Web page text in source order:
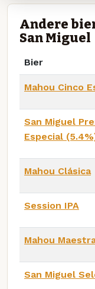
Andere
San Miguel
Bier
Mahou Cinco
San Miguel
Especial
Mahou Clásica
Session IPA
Mahou
San Miguel